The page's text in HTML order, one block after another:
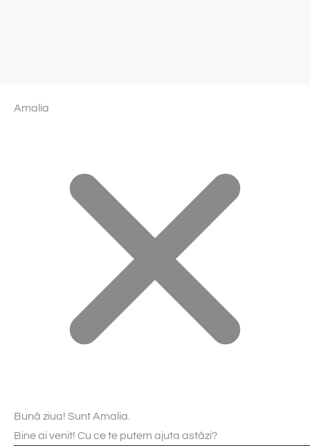
Amalia
Bună ziua! Sunt Amalia.
Bine ai venit! Cu ce te putem ajuta astăzi?